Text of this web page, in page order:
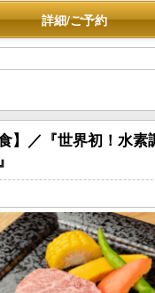
詳細/ご予約
】／『世界初！水素